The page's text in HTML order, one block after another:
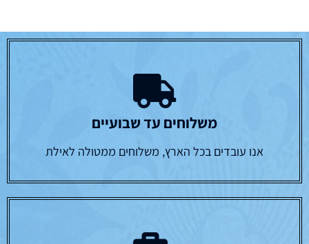
משלוחים עד שבועיים
אנו עובדים בכל הארץ, משלוחים ממטולה לאילת